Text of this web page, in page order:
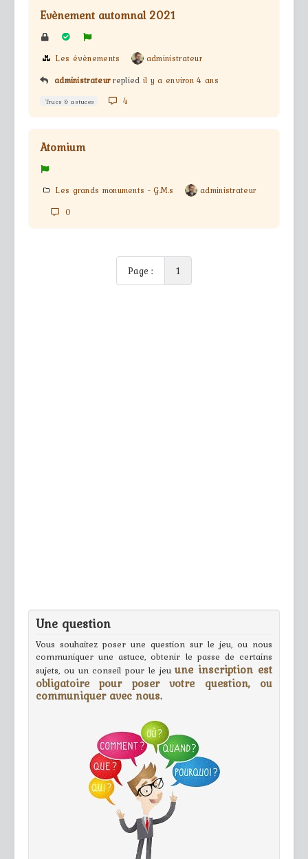
Evènement automnal 2021
Les évènements
administrateur
administrateur replied il y a environ 4 ans
Trucs & astuces 4
Atomium
Les grands monuments - G.M.s
administrateur
0
Page : 1
Une question
Vous souhaitez poser une question sur le jeu, ou nous
communiquer une astuce, obtenir le passe de certains
sujets, ou un conseil pour le jeuune inscription est
obligatoire pour poser votre question, ou
communiquer avec nous.